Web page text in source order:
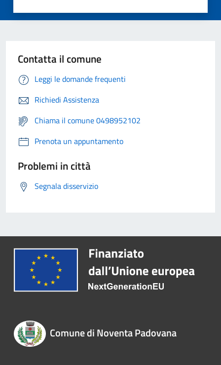
Contatta il comune
Leggi le domande frequenti
Richiedi Assistenza
Chiama il comune 0498952102
Prenota un appuntamento
Problemi in città
Segnala disservizio
Comune di Noventa Padovana